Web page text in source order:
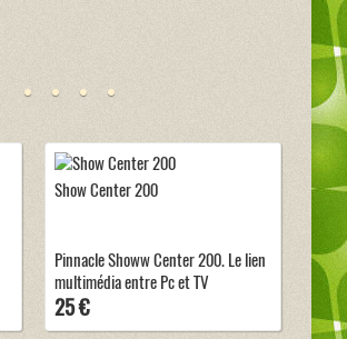
Show Center 200
Pinnacle Showw Center 200. Le lien
multimédia entre Pc et TV
25 €